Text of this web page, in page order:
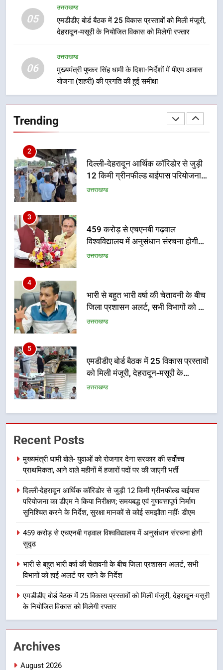
05
उत्तराखण्ड
एमडीडीए बोर्ड बैठक में 25 विकास प्रस्तावों को मिली मंजूरी,
देहरादून-मसूरी के नियोजित विकास को मिलेगी रफ्तार
06
उत्तराखण्ड
मुख्यमंत्री पुष्कर सिंह धामी के दिशा-निर्देशों में पीएम आवास
योजना (शहरी) की प्रगति की हुई समीक्षा
Trending
8
भारी बारिश का अलर्ट! 6 अगस्त को
मुख्यमंत्री धामी बोले- युवाओं को रोजगार
देना सरकार की सर्वोच्च प्राथमिकता, आने
वाले महीनों में हजारों पदों पर की जाएगी
2
दिल्ली-देहरादून आर्थिक कॉरिडोर से जुड़ी
12 किमी ग्रीनफील्ड बाईपास परियोजना
का डीएम ने किया निरीक्षण; समयबद्ध एवं
नहींः डीएम
उत्तराखण्ड
3
459 करोड़ से एचएनबी गढ़वाल
विश्वविद्यालय में अनुसंधान संरचना होगी
सुदृढ
उत्तराखण्ड
4
भारी से बहुत भारी वर्षा की चेतावनी के बीच
जिला प्रशासन अलर्ट, सभी विभागों को हाई
अलर्ट पर रहने के निर्देश
उत्तराखण्ड
5
एमडीडीए बोर्ड बैठक में 25 विकास प्रस्तावों
को मिली मंजूरी, देहरादून-मसूरी के
नियोजित विकास को मिलेगी रफ्तार
उत्तराखण्ड
6
मुख्यमंत्री पुष्कर सिंह धामी के दिशा-निर्देशों
उत्तराखण्ड
बैरागीवाला हत्याकांड के फरार चल रहे
अभियुक्त को दून पुलिस ने हरिद्वार से किया
गिरफ्तार
उत्तराखण्ड
8
भारी बारिश का अलर्ट! 6 अगस्त को
देहरादून में स्कूल बंद
1
Recent Posts
मुख्यमंत्री धामी बोले- युवाओं को रोजगार देना सरकार की सर्वोच्च
प्राथमिकता, आने वाले महीनों में हजारों पदों पर की जाएगी भर्ती
दिल्ली-देहरादून आर्थिक कॉरिडोर से जुड़ी 12 किमी ग्रीनफील्ड बाईपास
परियोजना का डीएम ने किया निरीक्षण; समयबद्ध एवं गुणवत्तापूर्ण निर्माण
सुनिश्चित करने के निर्देश, सुरक्षा मानकों से कोई समझौता नहींः डीएम
459 करोड़ से एचएनबी गढ़वाल विश्वविद्यालय में अनुसंधान संरचना होगी
सुदृढ
भारी से बहुत भारी वर्षा की चेतावनी के बीच जिला प्रशासन अलर्ट, सभी
विभागों को हाई अलर्ट पर रहने के निर्देश
एमडीडीए बोर्ड बैठक में 25 विकास प्रस्तावों को मिली मंजूरी, देहरादून-मसूरी
के नियोजित विकास को मिलेगी रफ्तार
Archives
August 2026